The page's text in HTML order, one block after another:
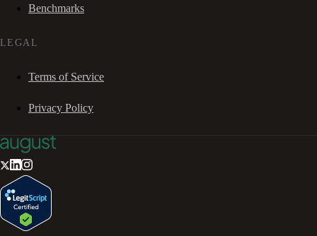
Benchmarks
LEGAL
Terms of Service
Privacy Policy